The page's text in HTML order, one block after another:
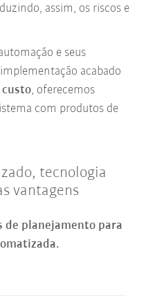
assim, os riscos e
e seus
acabado
custo, oferecemos
com produtos de
tecnologia
vantagens
de planejamento para